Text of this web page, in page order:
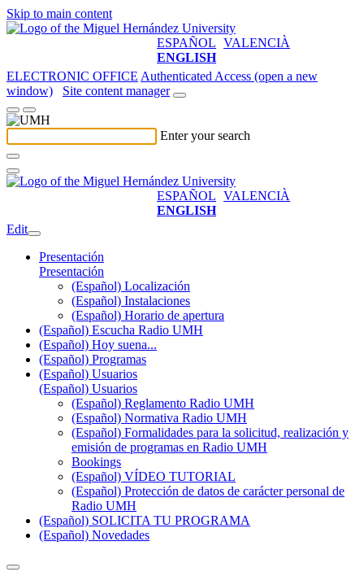
Skip to main content
ESPAÑOL VALENCIÀ
ENGLISH
ELECTRONIC OFFICE Authenticated Access (open a new
window)
Site content manager
Enter your search
ESPAÑOL VALENCIÀ
ENGLISH
Edit
Presentación
Presentación
(Español) Localización
(Español) Instalaciones
(Español) Horario de apertura
(Español) Escucha Radio UMH
(Español) Hoy suena...
(Español) Programas
(Español) Usuarios
(Español) Usuarios
(Español) Reglamento Radio UMH
(Español) Normativa Radio UMH
(Español) Formalidades para la solicitud, realización y
emisión de programas en Radio UMH
Bookings
(Español) VÍDEO TUTORIAL
(Español) Protección de datos de carácter personal de
Radio UMH
(Español) SOLICITA TU PROGRAMA
(Español) Novedades